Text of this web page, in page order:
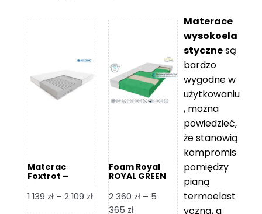
Materac
Foxtrot –
1 139 zł – 2 109 złZakres
cen:
Foam Royal
ROYAL GREEN
piankowy
2 360 zł – 5
365 złZakres
Materace
wysokoela
stycznesą
bardzo
wygodne w
użytkowaniu
, można
powiedzieć,
że stanowią
kompromis
pomiędzy
pianą
termoelast
yczną, a